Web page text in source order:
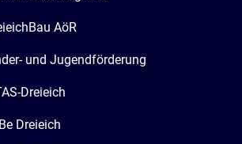
AöR
und Jugendförderung
Dreieich
Dreieich